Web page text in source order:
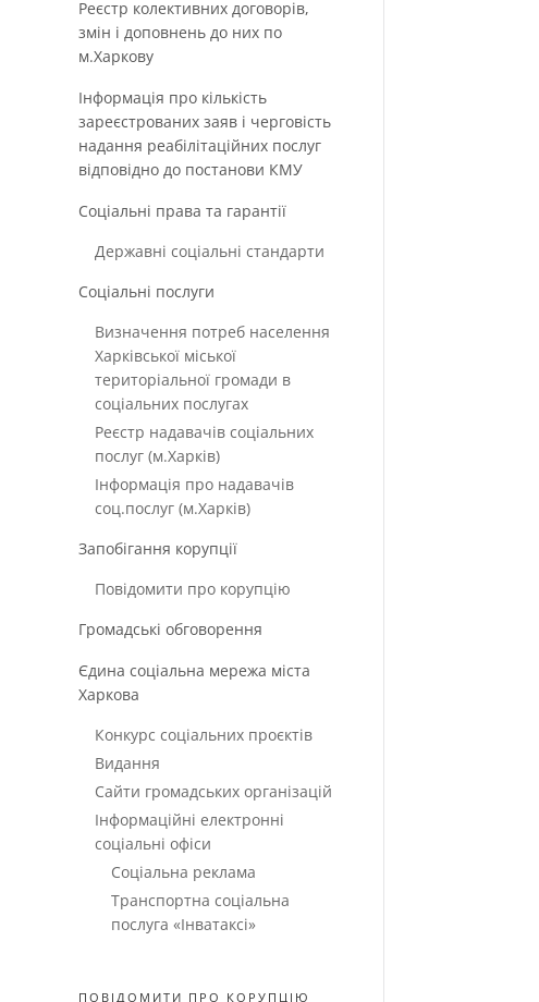
Реєстр колективних договорів,
змін і доповнень до них по
м.Харкову
Інформація про кількість
зареєстрованих заяв і черговість
надання реабілітаційних послуг
відповідно до постанови КМУ
Соціальні права та гарантії
Державні соціальні стандарти
Соціальні послуги
Визначення потреб населення
Харківської міської
територіальної громади в
соціальних послугах
Реєстр надавачів соціальних
послуг (м.Харків)
Інформація про надавачів
соц.послуг (м.Харків)
Запобігання корупції
Повідомити про корупцію
Громадські обговорення
Єдина соціальна мережа міста
Харкова
Конкурс соціальних проєктів
Видання
Сайти громадських організацій
Інформаційні електронні
соціальні офіси
Соціальна реклама
Транспортна соціальна
послуга «Інватаксі»
ПОВІДОМИТИ ПРО КОРУПЦІЮ